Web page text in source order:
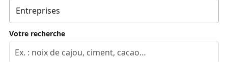
Votre recherche